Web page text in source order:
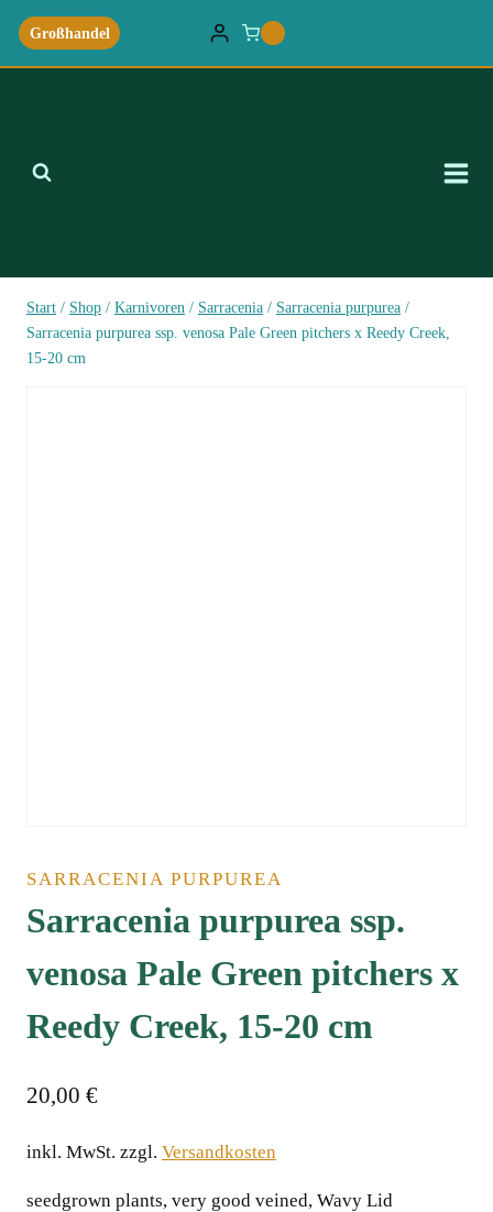
Zum
Inhalt
springen
Großhandel
Start / Shop / Karnivoren / Sarracenia / Sarracenia purpurea /
Sarracenia purpurea ssp. venosa Pale Green pitchers x Reedy Creek,
15-20 cm
SARRACENIA PURPUREA
Sarracenia purpurea ssp.
venosa Pale Green pitchers x
Reedy Creek, 15-20 cm
20,00 €
inkl. MwSt. zzgl. Versandkosten
seedgrown plants, very good veined, Wavy Lid